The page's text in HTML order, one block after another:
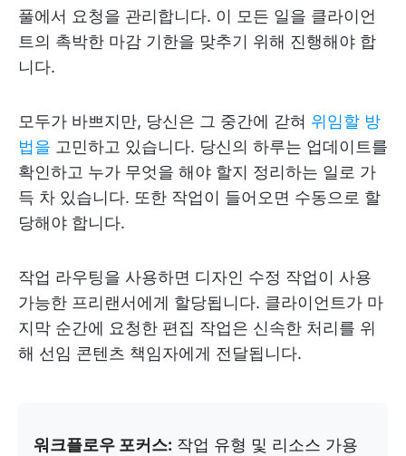
풀에서 요청을 관리합니다. 이 모든 일을 클라이언
트의 촉박한 마감 기한을 맞추기 위해 진행해야 합
니다.
모두가 바쁘지만, 당신은 그 중간에 갇혀 위임할 방
법을 고민하고 있습니다. 당신의 하루는 업데이트를
확인하고 누가 무엇을 해야 할지 정리하는 일로 가
득 차 있습니다. 또한 작업이 들어오면 수동으로 할
당해야 합니다.
작업 라우팅을 사용하면 디자인 수정 작업이 사용
가능한 프리랜서에게 할당됩니다. 클라이언트가 마
지막 순간에 요청한 편집 작업은 신속한 처리를 위
해 선임 콘텐츠 책임자에게 전달됩니다.
워크플로우 포커스: 작업 유형 및 리소스 가용